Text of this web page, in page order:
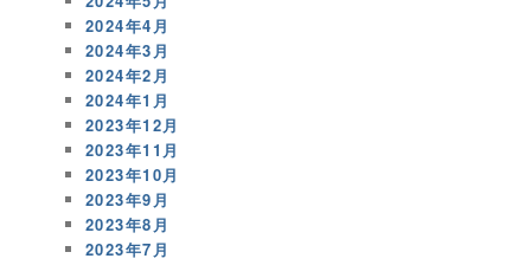
2024年4月
2024年3月
2024年2月
2024年1月
2023年12月
2023年11月
2023年10月
2023年9月
2023年8月
2023年7月